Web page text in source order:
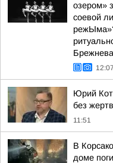
озером»
соевой
12:07
Юрий
без жертв
11:51
В
доме